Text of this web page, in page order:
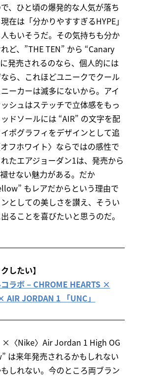
、ひと頃の爆発的な人気が落ち
在は「分かりやすすぎるHYPE」
もいそうだ。その気持ちも分か
ど、”THE TEN” から “Canary
発売されるのなら、個人的には
ら、これほどユニークでクール
ーカーは滅多にないから。アイ
シュはステッチで立体感をもっ
ドソールには “AIR” の文字を配
ポグラフィをデザインとして追
フホワイト〉ならではの感性で
たエアジョーダン1は、発売から
せない魅力がある。だか
もレアだからという理由で
としての美しさを讃え、そうい
ることを喜びたいと思うのだ。
したい】
ラボ – CHROME HEARTS ×
JORDAN 1 「UNC」
×〈Nike〉Air Jordan 1 High OG
は来年発売されるかもしれない
しれない。今のところ両ブラン